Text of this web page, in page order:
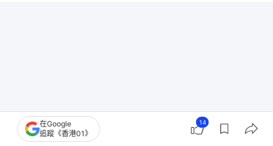
在Google
追蹤《香港01》
14